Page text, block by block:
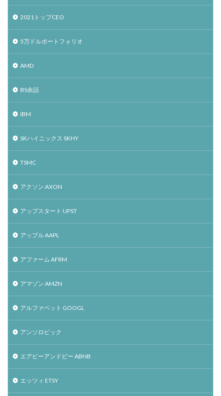
2021トップCEO
5万ドルポートフォリオ
AMD
BS余話
IBM
SKハイニックス SKHY
TSMC
アクソン AXON
アップスタート UPST
アップル AAPL
アファーム AFRM
アマゾン AMZN
アルファベット GOOGL
アンソロピック
エアビーアンドビー ABNB
エッツィ ETSY